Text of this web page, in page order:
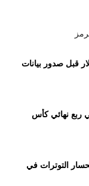
قبل صدور بيانات
ربع نهائي كأس
التوترات في